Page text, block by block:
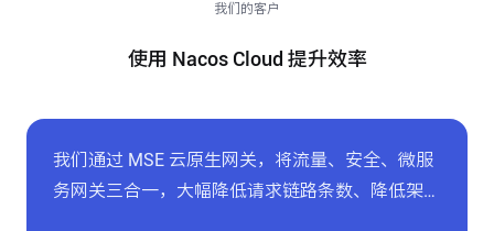
我们的客户
使用 Nacos Cloud 提升效率
我们通过 MSE 云原生网关，将流量、安全、微服
务网关三合一，大幅降低请求链路条数、降低架构